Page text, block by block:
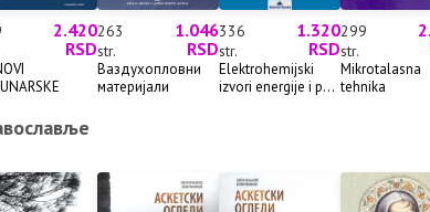
2.420
RSD
263
str.
1.046
RSD
Ваздухопловни
материјали
336
str.
1.320
RSD
Elektrohemijski
izvori energije i p...
299
str.
Mikrotalasna
tehnika